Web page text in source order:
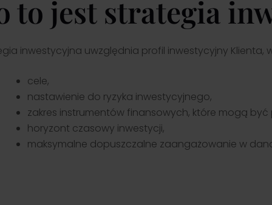
to jest strategia
inwestycyjna uwzględnia profil inwestycyjny Klienta,
cele,
nastawienie do ryzyka inwestycyjnego,
zakres instrumentów finansowych, które mogą
horyzont czasowy inwestycji,
maksymalne dopuszczalne zaangażowanie w